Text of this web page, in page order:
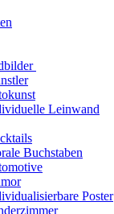
Leinwand
Buchstaben
Poster